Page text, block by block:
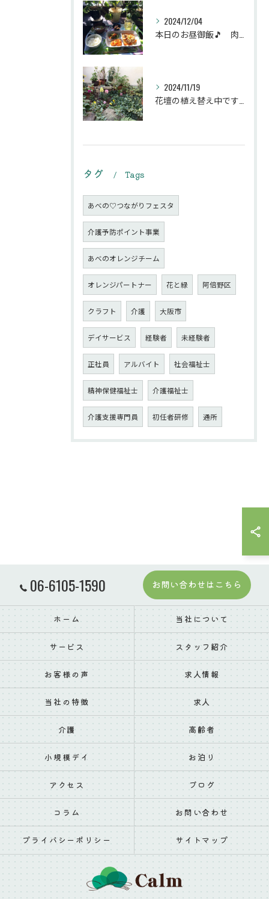
2024/12/04
2024/11/19
タグ Tags
あべの♡つながりフェスタ
介護予防ポイント事業
あべのオレンジチーム
オレンジパートナー 花と緑 阿倍野区
クラフト 介護 大阪市
デイサービス 経験者 未経験者
正社員 アルバイト 社会福祉士
精神保健福祉士 介護福祉士
介護支援専門員 初任者研修 通所
06-6105-1590 お問い合わせはこちら
ホーム 当社について
サービス スタッフ紹介
お客様の声 求人情報
当社の特徴 求人
介護 高齢者
小規模デイ お泊り
アクセス ブログ
コラム お問い合わせ
プライバシーポリシー サイトマップ